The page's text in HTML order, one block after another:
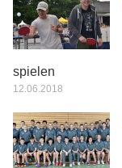
spielen
12.06.2018